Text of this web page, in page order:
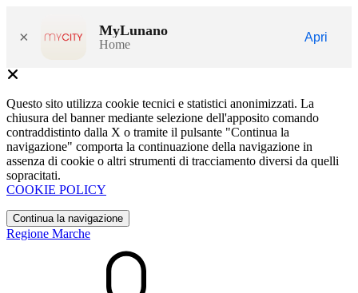
× MyLunano
Home
Apri
Questo sito utilizza cookie tecnici e statistici anonimizzati. La
chiusura del banner mediante selezione dell'apposito comando
contraddistinto dalla X o tramite il pulsante "Continua la
navigazione" comporta la continuazione della navigazione in
assenza di cookie o altri strumenti di tracciamento diversi da quelli
sopracitati.
COOKIE POLICY
Continua la navigazione
Regione Marche